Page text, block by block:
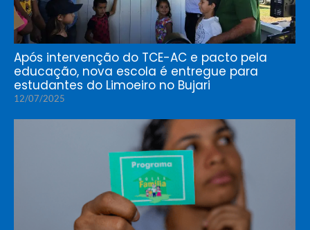
Após intervenção do TCE-AC e pacto pela
educação, nova escola é entregue para
estudantes do Limoeiro no Bujari
12/07/2025